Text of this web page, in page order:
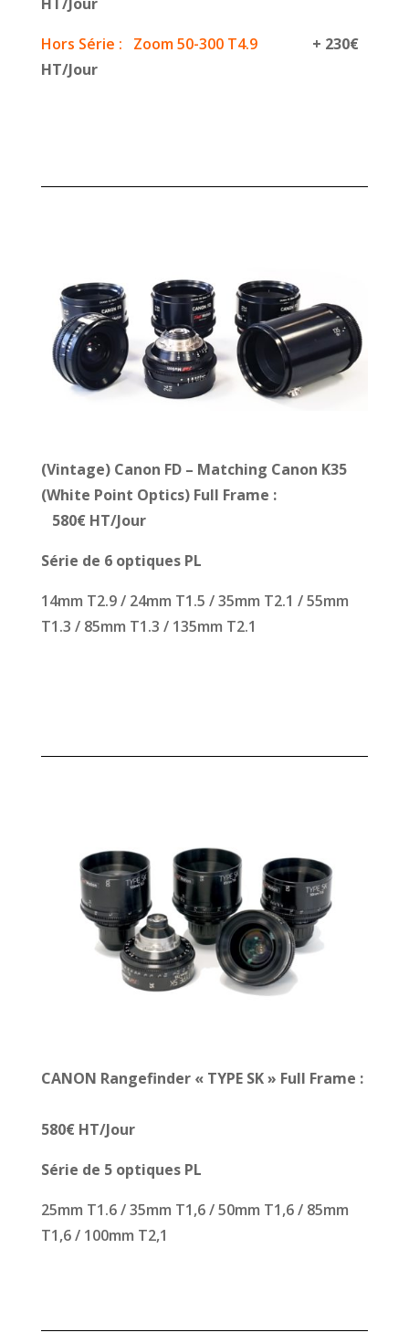
Hors Série : Zoom 50-300 T4.9
+ 230€
HT/Jour
(Vintage) Canon FD – Matching Canon K35
(White Point Optics) Full Frame :
580€ HT/Jour
Série de 6 optiques PL
14mm T2.9 / 24mm T1.5 / 35mm T2.1 / 55mm
T1.3 / 85mm T1.3 / 135mm T2.1
CANON Rangefinder « TYPE SK » Full Frame :
580€ HT/Jour
Série de 5 optiques PL
25mm T1.6 / 35mm T1,6 / 50mm T1,6 / 85mm
T1,6 / 100mm T2,1